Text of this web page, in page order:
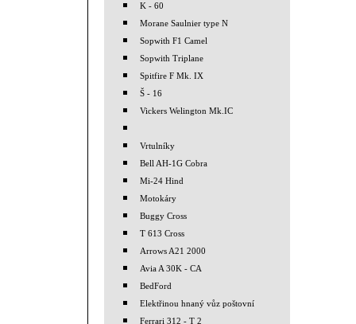
K - 60
Morane Saulnier type N
Sopwith F1 Camel
Sopwith Triplane
Spitfire F Mk. IX
Š - 16
Vickers Welington Mk.IC
Vrtulníky
Bell AH-1G Cobra
Mi-24 Hind
Motokáry
Buggy Cross
T 613 Cross
Arrows A21 2000
Avia A 30K - CA
BedFord
Elektřinou hnaný vůz poštovní
Ferrari 312 - T 2